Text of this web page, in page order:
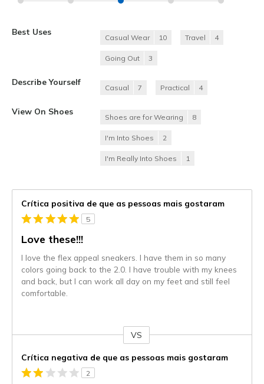
Best Uses
Casual Wear 10 Travel 4
Going Out 3
Describe Yourself
Casual 7 Practical 4
View On Shoes
Shoes are for Wearing 8
I'm Into Shoes 2
I'm Really Into Shoes 1
Crítica positiva de que as pessoas mais gostaram
5
Love these!!!
I love the flex appeal sneakers. I have them in so many
colors going back to the 2.0. I have trouble with my knees
and back, but I can work all day on my feet and still feel
comfortable.
VS
Crítica negativa de que as pessoas mais gostaram
2